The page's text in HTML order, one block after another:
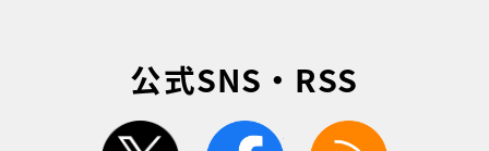
公式SNS・RSS
twitter facebook